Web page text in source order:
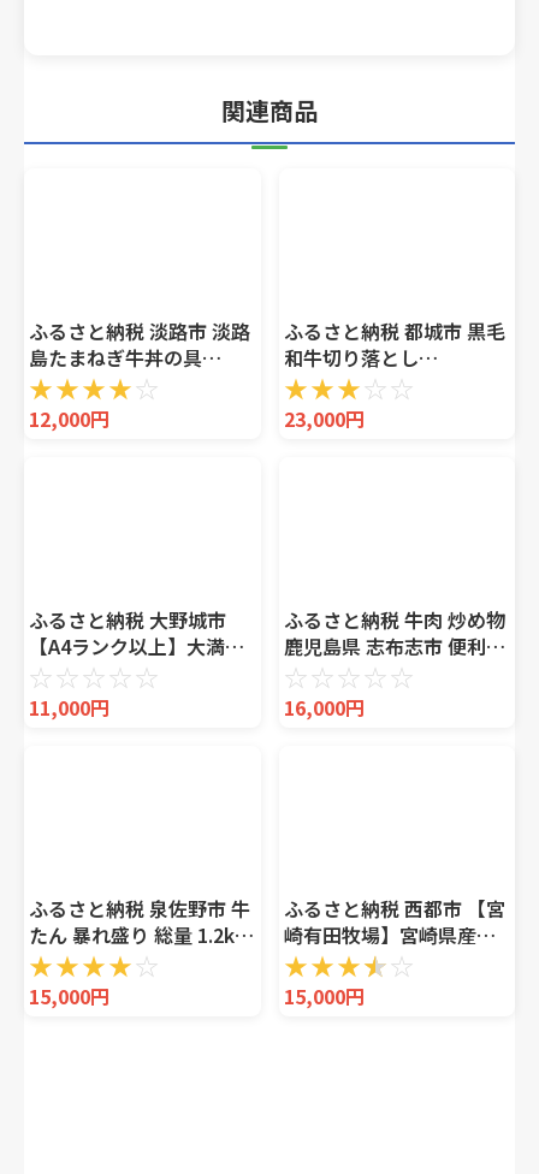
関連商品
ふるさと納税 淡路市 淡路
島たまねぎ牛丼の具
150g×10食 ai01732
★★★★☆
12,000円
ふるさと納税 都城市 黒毛
和牛切り落とし
2kg(250g×8パック)
★★★☆☆
23,000円
ふるさと納税 大野城市
【A4ランク以上】大満足!
博多和牛切り落とし
1.2kg(600g×2p)
☆☆☆☆☆
11,000円
ふるさと納税 牛肉 炒め物
鹿児島県 志布志市 便利な
小分け 鹿児島県産黒毛和
牛こま切れ 計1.2kg・
300g×4P 牛肉 肉 黒毛和
☆☆☆☆☆
16,000円
ふるさと納税 泉佐野市 牛
たん 暴れ盛り 総量 1.2kg
小分け 牛肉 牛タン サイズ
不揃い 訳あり G3207
★★★★☆
15,000円
ふるさと納税 西都市 【宮
崎有田牧場】宮崎県産黒
毛和牛特選すき焼き用
900gスライス3種セット
[2396]
★★★★☆
15,000円